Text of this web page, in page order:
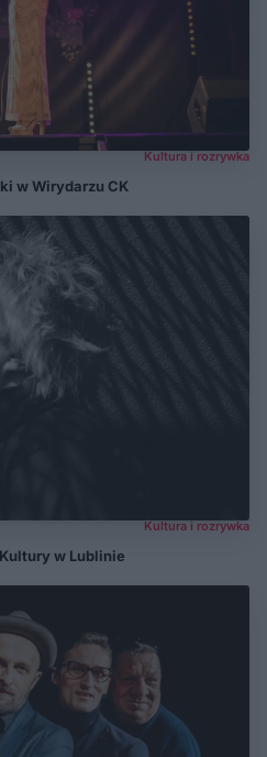
Kultura i rozrywka
w Wirydarzu CK
Kultura i rozrywka
w Lublinie